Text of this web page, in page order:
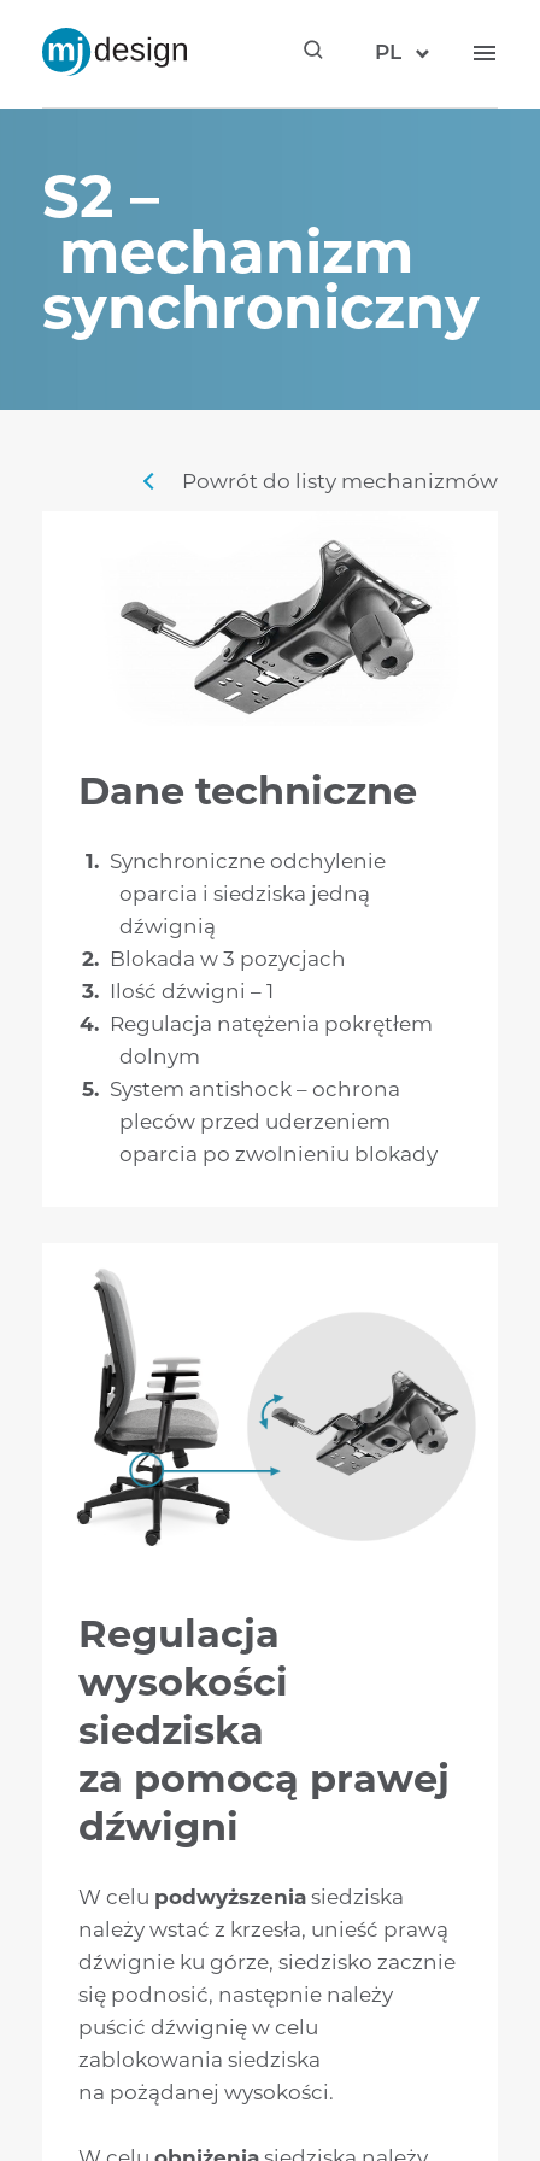
PL
S2 –
mechanizm
synchroniczny
Powrót do listy mechanizmów
Dane techniczne
Synchroniczne odchylenie
oparcia i siedziska jedną
dźwignią
Blokada w 3 pozycjach
Ilość dźwigni – 1
Regulacja natężenia pokrętłem
dolnym
System antishock – ochrona
pleców przed uderzeniem
oparcia po zwolnieniu blokady
Regulacja
wysokości
siedziska
za pomocą prawej
dźwigni
W celu podwyższenia siedziska
należy wstać z krzesła, unieść prawą
dźwignie ku górze, siedzisko zacznie
się podnosić, następnie należy
puścić dźwignię w celu
zablokowania siedziska
na pożądanej wysokości.